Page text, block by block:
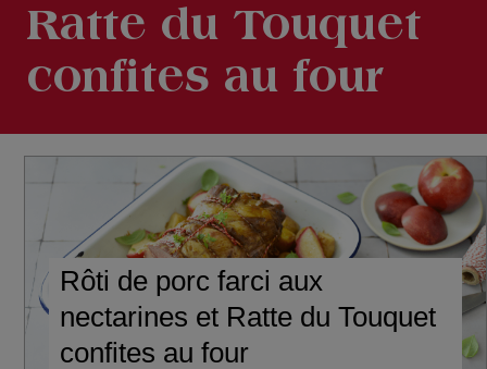
Ratte du Touquet
confites au four
Rôti de porc farci aux
nectarines et Ratte du Touquet
confites au four